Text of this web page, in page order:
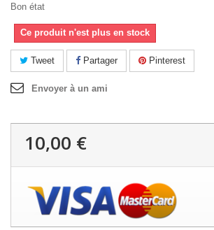
Bon état
Ce produit n'est plus en stock
Tweet Partager Pinterest
Envoyer à un ami
10,00 €